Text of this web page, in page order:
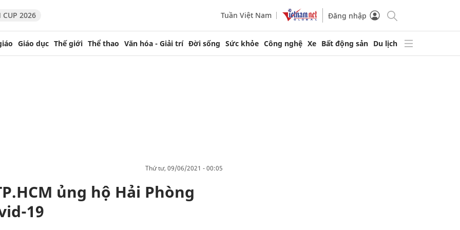
CUP 2026 Tuần Việt Nam Đăng nhập
Giáo dục Thế giới Thể thao Văn hóa - Giải trí Đời sống Sức khỏe Công nghệ Xe Bất động sản Du lịch
thứ tư, 09/06/2021 - 00:05
ủng hộ Hải Phòng
19